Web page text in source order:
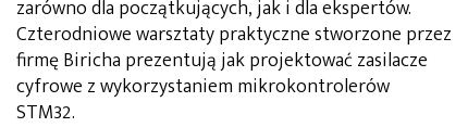
zarówno dla początkujących, jak i dla ekspertów.
Czterodniowe warsztaty praktyczne stworzone przez
firmę Biricha prezentują jak projektować zasilacze
cyfrowe z wykorzystaniem mikrokontrolerów
STM32.